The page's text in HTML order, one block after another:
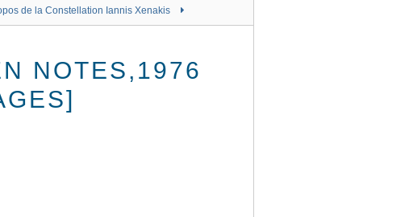
de la Constellation Iannis Xenakis
NOTES,1976